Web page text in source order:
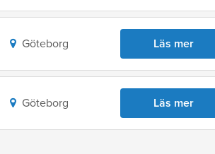
Göteborg Läs mer
Göteborg Läs mer